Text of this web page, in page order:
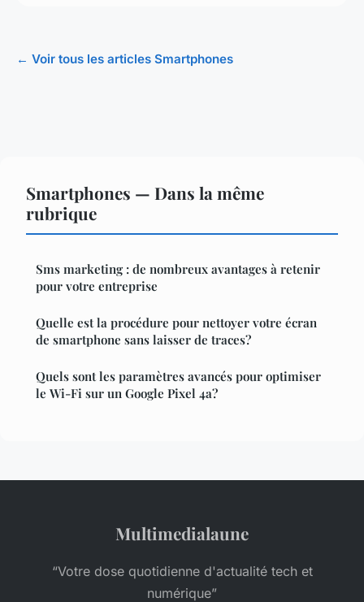
← Voir tous les articles Smartphones
Smartphones — Dans la même
rubrique
Sms marketing : de nombreux avantages à retenir
pour votre entreprise
Quelle est la procédure pour nettoyer votre écran
de smartphone sans laisser de traces?
Quels sont les paramètres avancés pour optimiser
le Wi-Fi sur un Google Pixel 4a?
Multimedialaune
“Votre dose quotidienne d'actualité tech et
numérique”